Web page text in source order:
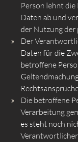
Person lehnt die
Daten ab und
der Nutzung der
Der
Daten für die
betroffene
Die betroffene
Verarbeitung
es steht noch